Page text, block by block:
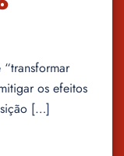
os efeitos
[…]